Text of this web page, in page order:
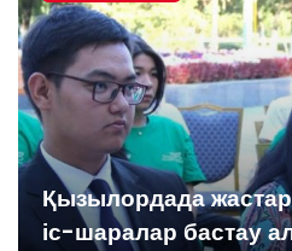
Қызылордада жастар
іс-шаралар бастау